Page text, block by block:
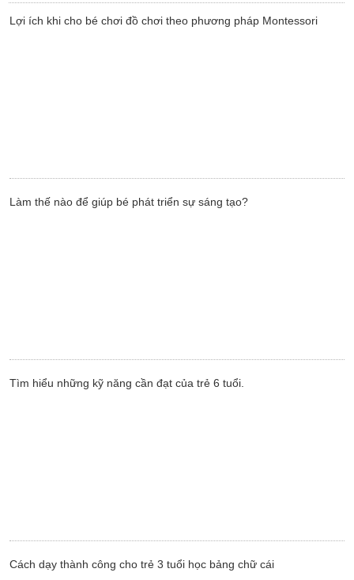
Lợi ích khi cho bé chơi đồ chơi theo phương pháp Montessori
Làm thế nào để giúp bé phát triển sự sáng tạo?
Tìm hiểu những kỹ năng cần đạt của trẻ 6 tuổi.
Cách dạy thành công cho trẻ 3 tuổi học bảng chữ cái